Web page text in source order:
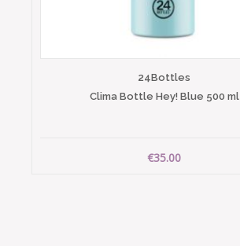
24Bottles
Clima Bottle Hey! Blue 500 ml
€35.00